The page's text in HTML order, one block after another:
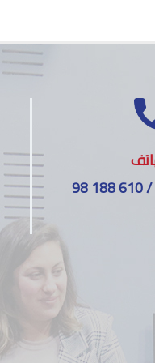
98 188 610